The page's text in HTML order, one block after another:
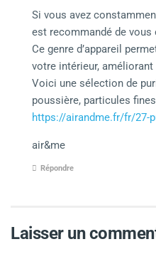
Si vous avez
est recommandé de vous
Ce genre d’appareil
votre intérieur,
Voici une sélection de
poussière, particules
https://airandme.fr/fr/27-
air&me
Répondre
Laisser un